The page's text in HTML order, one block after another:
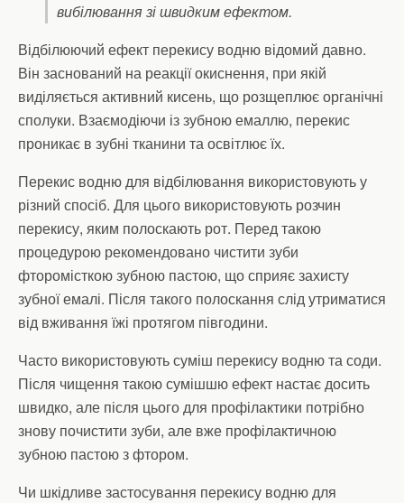
вибілювання зі швидким ефектом.
Відбілюючий ефект перекису водню відомий давно.
Він заснований на реакції окиснення, при якій
виділяється активний кисень, що розщеплює органічні
сполуки. Взаємодіючи із зубною емаллю, перекис
проникає в зубні тканини та освітлює їх.
Перекис водню для відбілювання використовують у
різний спосіб. Для цього використовують розчин
перекису, яким полоскають рот. Перед такою
процедурою рекомендовано чистити зуби
фторомісткою зубною пастою, що сприяє захисту
зубної емалі. Після такого полоскання слід утриматися
від вживання їжі протягом півгодини.
Часто використовують суміш перекису водню та соди.
Після чищення такою сумішшю ефект настає досить
швидко, але після цього для профілактики потрібно
знову почистити зуби, але вже профілактичною
зубною пастою з фтором.
Чи шкідливе застосування перекису водню для